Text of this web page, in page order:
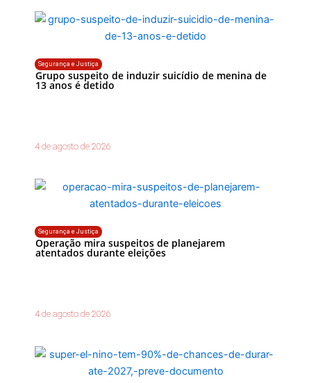
Segurança e Justiça
Grupo suspeito de induzir suicídio de menina de
13 anos é detido
4 de agosto de 2026
Segurança e Justiça
Operação mira suspeitos de planejarem
atentados durante eleições
4 de agosto de 2026